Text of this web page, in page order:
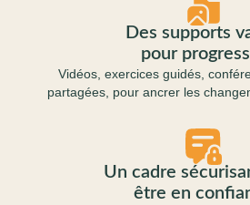
Des supports
pour
Vidéos, exercices guidés,
partagées, pour ancrer les
Un cadre
être en